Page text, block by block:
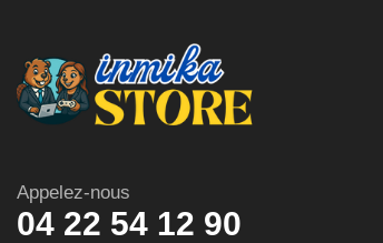
Appelez-nous
04 22 54 12 90